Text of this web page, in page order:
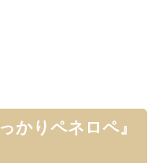
かりペネロペ』